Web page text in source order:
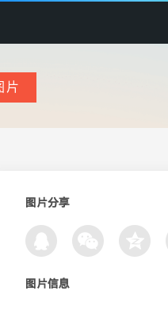
图片分享
图片信息